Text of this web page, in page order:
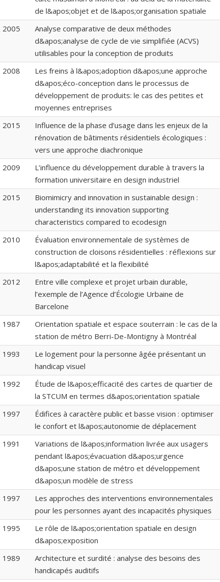
de l&apos;objet et de l&apos;organisation spatiale
2005
Analyse comparative de deux méthodes
d&apos;analyse de cycle de vie simplifiée (ACVS)
utilisables pour la conception de produits
2008
Les freins à l&apos;adoption d&apos;une approche
d&apos;éco-conception dans le processus de
développement de produits: le cas des petites et
moyennes entreprises
2015
Influence de la phase d’usage dans les enjeux de la
rénovation de bâtiments résidentiels écologiques :
vers une approche diachronique
2009
L’influence du développement durable à travers la
formation universitaire en design industriel
2015
Biomimicry and innovation in sustainable design :
understanding its innovation supporting
characteristics compared to ecodesign
2010
Évaluation environnementale de systèmes de
construction de cloisons résidentielles : réflexions sur
l&apos;adaptabilité et la flexibilité
2012
Entre ville complexe et projet urbain durable,
l’exemple de l’Agence d’Écologie Urbaine de
Barcelone
1987
Orientation spatiale et espace souterrain : le cas de la
station de métro Berri-De-Montigny à Montréal
1993
Le logement pour la personne âgée présentant un
handicap visuel
1992
Étude de l&apos;efficacité des cartes de quartier de
la STCUM en termes d&apos;orientation spatiale
1997
Édifices à caractère public et basse vision : optimiser
le confort et l&apos;autonomie de déplacement
1991
Variations de l&apos;information livrée aux usagers
pendant l&apos;évacuation d&apos;urgence
d&apos;une station de métro et développement
d&apos;un modèle de stress
1997
Les approches des interventions environnementales
pour les personnes ayant des incapacités physiques
1995
Le rôle de l&apos;orientation spatiale en design
d&apos;exposition
1989
Architecture et surdité : analyse des besoins des
handicapés auditifs